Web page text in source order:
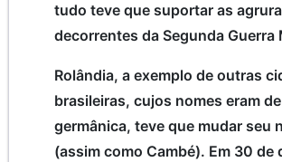
tudo teve que suportar as
decorrentes da Segunda Guerra
Rolândia, a exemplo de outras
brasileiras, cujos nomes eram
germânica, teve que mudar seu
(assim como Cambé). Em 30 de